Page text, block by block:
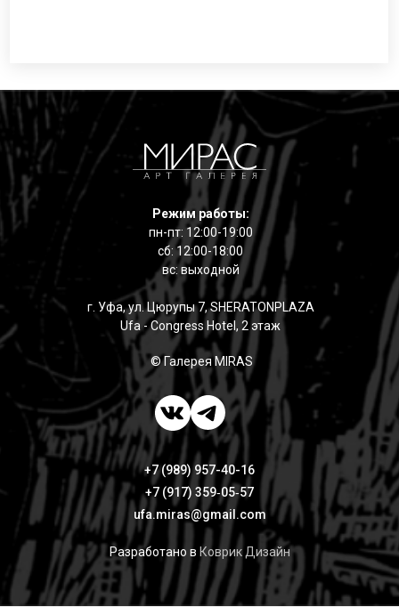
Режим работы:
пн-пт: 12:00-19:00
сб: 12:00-18:00
вс: выходной
г. Уфа, ул. Цюрупы 7, SHERATONPLAZA
Ufa - Congress Hotel, 2 этаж
© Галерея MIRAS
Разработано в Коврик Дизайн
+7 (989) 957-40-16
+7 (917) 359‑05‑57
ufa.miras@gmail.com